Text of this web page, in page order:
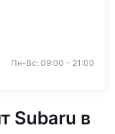
Пн-Вс: 09:00 - 21:00
Subaru в